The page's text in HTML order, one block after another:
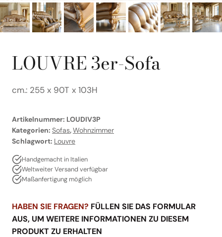
LOUVRE 3er-Sofa
cm.: 255 x 90T x 103H
Artikelnummer: LOUDIV3P
Kategorien: Sofas,Wohnzimmer
Schlagwort: Louvre
Handgemacht in Italien
Weltweiter Versand verfügbar
Maßanfertigung möglich
HABEN SIE FRAGEN? FÜLLEN SIE DAS FORMULAR
AUS, UM WEITERE INFORMATIONEN ZU DIESEM
PRODUKT ZU ERHALTEN